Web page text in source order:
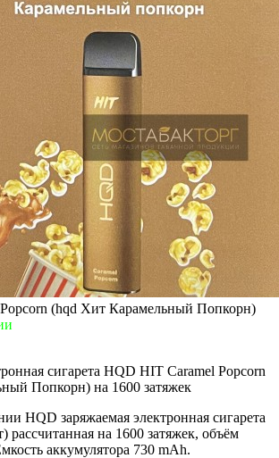
(hqd Хит Карамельный Попкорн)
сигарета HQD HIT Caramel Popcorn
Попкорн) на 1600 затяжек
HQD заряжаемая электронная сигарета
на 1600 затяжек, объём
аккумулятора 730 mAh.